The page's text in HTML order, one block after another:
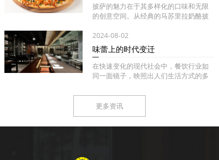
披萨的魅力在于其多样化的口味和无限
的创意空间。从经典的马苏里拉奶酪披
2024-08-02
味蕾上的时代变迁
在快速变化的现代社会中，餐饮行业如
同一面镜子，映照出人们生活方式的多
更多资讯